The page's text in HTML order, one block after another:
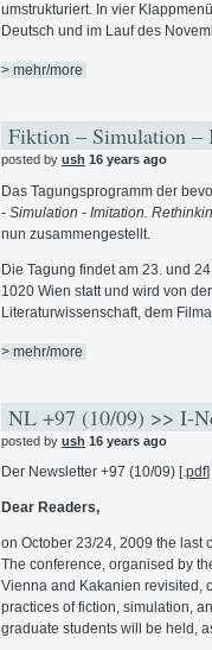
umstrukturiert. In vier
Deutsch und im Lauf des
> mehr/more
Fiktion – Simulation –
posted by ush 16 years ago
Das Tagungsprogramm der
- Simulation - Imitation.
nun zusammengestellt.
Die Tagung findet am 23. und
1020 Wien statt und wird von
Literaturwissenschaft, dem
> mehr/more
NL +97 (10/09) >> I-
posted by ush 16 years ago
Der Newsletter +97 (10/09) [.pdf
Dear Readers,
on October 23/24, 2009 the last
The conference, organised by
Vienna and Kakanien revisited,
practices of fiction, simulation,
graduate students will be held,